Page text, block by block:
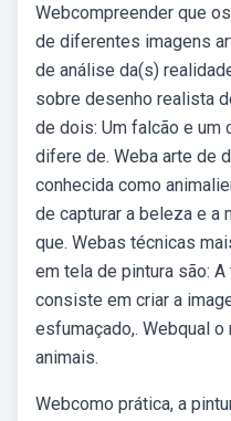
Webcompreender que
de diferentes imagens
de análise da(s)
sobre desenho realista
de dois: Um falcão e um
difere de. Weba arte de
conhecida como
de capturar a beleza e
que. Webas técnicas
em tela de pintura são:
consiste em criar a
esfumaçado,. Webqual
animais.
Webcomo prática, a